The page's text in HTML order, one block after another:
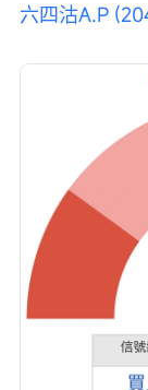
六四沽A.P